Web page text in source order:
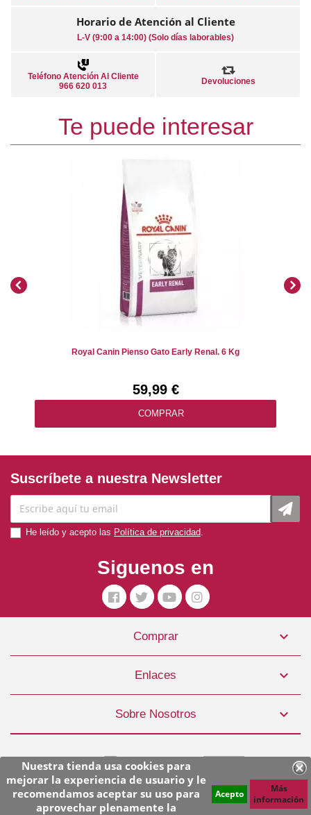
Nuestra tienda usa cookies para
mejorar la experiencia de usuario y le
recomendamos aceptar su uso para
aprovechar plenamente la
Acepto
Más
información
Horario de Atención al Cliente
L-V (9:00 a 14:00) (Solo días laborables)
Teléfono Atención Al Cliente
966 620 013
Devoluciones
Te puede interesar
Royal Canin Pienso Gato Early Renal. 6 Kg
59,99 €
COMPRAR
Pienso Gato 6 Pescados 5,4kg Orijen
55,95 €
COMPRAR
Suscríbete a nuestra Newsletter
He leído y acepto las Política de privacidad
Siguenos en
Comprar 
Enlaces 
Sobre Nosotros 